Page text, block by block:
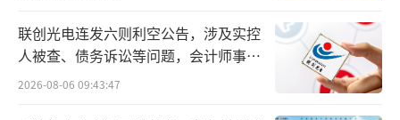
第45任美国总统、第47任美国候任总统唐纳德·特朗普
在近半个世纪的职业生涯中，特朗普积累
联创光电连发六则利空公告，涉及实控
人被查、债务诉讼等问题，会计师事务
所曾出具“保留意见”
2026-08-06 09:43:47